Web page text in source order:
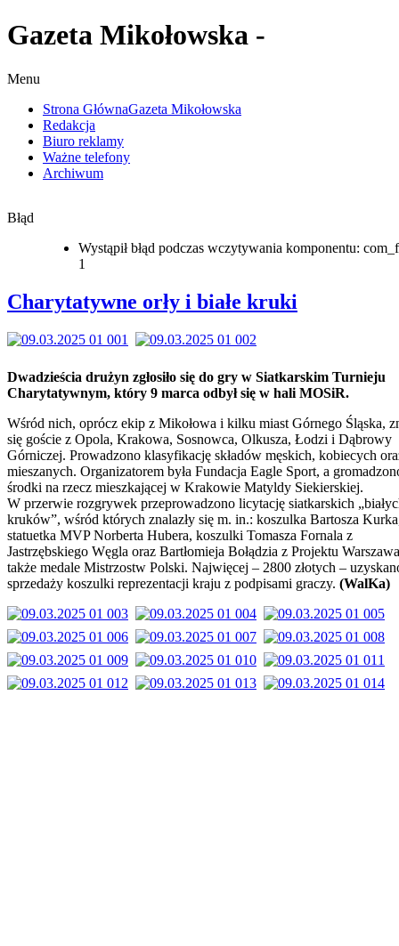
Gazeta Mikołowska -
Menu
Strona GłównaGazeta Mikołowska
Redakcja
Biuro reklamy
Ważne telefony
Archiwum
Błąd
Wystąpił błąd podczas wczytywania komponentu:
1
Charytatywne orły i białe kruki
Dwadzieścia drużyn zgłosiło się do gry w Siatkarskim Turnieju
Charytatywnym, który 9 marca odbył się w hali MOSiR.
Wśród nich, oprócz ekip z Mikołowa i kilku miast Górnego Śląska,
się goście z Opola, Krakowa, Sosnowca, Olkusza, Łodzi i Dąbrowy
Górniczej. Prowadzono klasyfikację składów męskich, kobiecych
mieszanych. Organizatorem była Fundacja Eagle Sport, a
środki na rzecz mieszkającej w Krakowie Matyldy Siekierskiej.
W przerwie rozgrywek przeprowadzono licytację siatkarskich
kruków”, wśród których znalazły się m. in.: koszulka Bartosza
statuetka MVP Norberta Hubera, koszulki Tomasza Fornala z
Jastrzębskiego Węgla oraz Bartłomieja Bołądzia z Projektu
także medale Mistrzostw Polski. Najwięcej – 2800 złotych –
sprzedaży koszulki reprezentacji kraju z podpisami graczy. (WalKa)